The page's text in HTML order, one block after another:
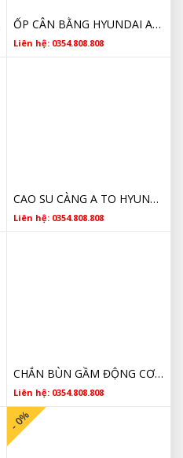
ỐP CÂN BẰNG HYUNDAI AVANTE 2011 2012 2013 2014 548132H200 CHÍNH HÃNG
Liên hệ: 0354.808.808
CAO SU CÀNG A TO HYUNDAI AVANTE 2011 2012 2013 2014 545841G000 CHÍNH HÃNG
Liên hệ: 0354.808.808
CHẮN BÙN GẦM ĐỘNG CƠ MIẾNG TO HYUNDAI AVANTE 2010 2011 2012 2013 2014 GIÁ TỐT
Liên hệ: 0354.808.808
- 0%